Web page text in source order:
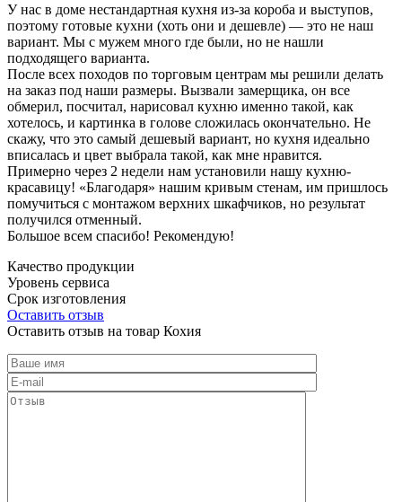
У нас в доме нестандартная кухня из-за короба и выступов,
поэтому готовые кухни (хоть они и дешевле) — это не наш
вариант. Мы с мужем много где были, но не нашли
подходящего варианта.
После всех походов по торговым центрам мы решили делать
на заказ под наши размеры. Вызвали замерщика, он все
обмерил, посчитал, нарисовал кухню именно такой, как
хотелось, и картинка в голове сложилась окончательно. Не
скажу, что это самый дешевый вариант, но кухня идеально
вписалась и цвет выбрала такой, как мне нравится.
Примерно через 2 недели нам установили нашу кухню-
красавицу! «Благодаря» нашим кривым стенам, им пришлось
помучиться с монтажом верхних шкафчиков, но результат
получился отменный.
Большое всем спасибо! Рекомендую!
Качество продукции
Уровень сервиса
Срок изготовления
Оставить отзыв
Оставить отзыв на товар Кохия